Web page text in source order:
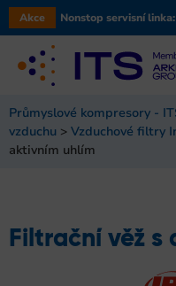
Akce Nonstop servisní linka:
Průmyslové kompresory -
vzduchu > Vzduchové filtry
aktivním uhlím
Filtrační věž